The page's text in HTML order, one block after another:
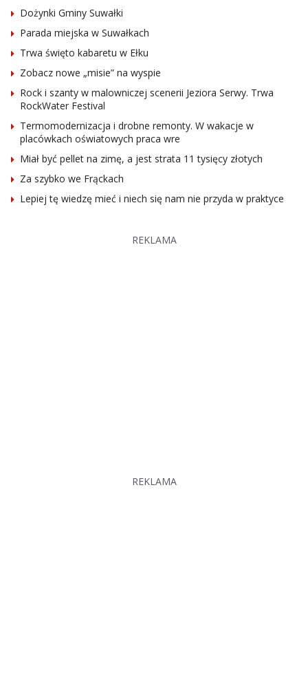
Dożynki Gminy Suwałki
Parada miejska w Suwałkach
Trwa święto kabaretu w Ełku
Zobacz nowe „misie” na wyspie
Rock i szanty w malowniczej scenerii Jeziora Serwy. Trwa
RockWater Festival
Termomodernizacja i drobne remonty. W wakacje w
placówkach oświatowych praca wre
Miał być pellet na zimę, a jest strata 11 tysięcy złotych
Za szybko we Frąckach
Lepiej tę wiedzę mieć i niech się nam nie przyda w praktyce
REKLAMA
REKLAMA